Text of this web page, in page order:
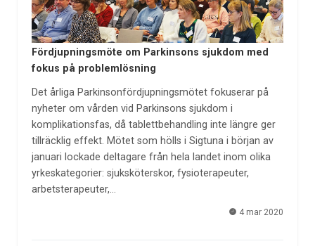
Fördjupningsmöte om Parkinsons sjukdom med
fokus på problemlösning
Det årliga Parkinsonfördjupningsmötet fokuserar på
nyheter om vården vid Parkinsons sjukdom i
komplikationsfas, då tablettbehandling inte längre ger
tillräcklig effekt. Mötet som hölls i Sigtuna i början av
januari lockade deltagare från hela landet inom olika
yrkeskategorier: sjuksköterskor, fysioterapeuter,
arbetsterapeuter,…
4 mar 2020